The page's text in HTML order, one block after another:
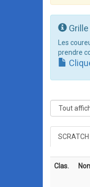
Les
prendre
SCRATCH
Clas.